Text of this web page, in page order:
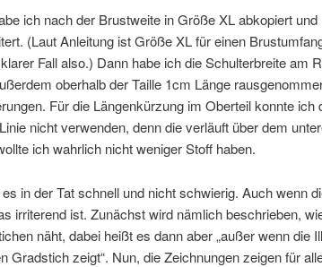
ich nach der Brustweite in Größe XL abkopiert
(Laut Anleitung ist Größe XL für einen
Fall also.) Dann habe ich die Schulterbreite am
oberhalb der Taille 1cm Länge
Für die Längenkürzung im Oberteil konnte ich
nicht verwenden, denn die verläuft über dem
ich wahrlich nicht weniger Stoff haben.
in der Tat schnell und nicht schwierig. Auch wenn
irriterend ist. Zunächst wird nämlich beschrieben,
näht, dabei heißt es dann aber „außer wenn die
Gradstich zeigt“. Nun, die Zeichnungen zeigen für